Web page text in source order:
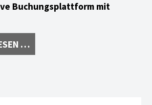
Buchungsplattform mit
…CD,
LAYOUT